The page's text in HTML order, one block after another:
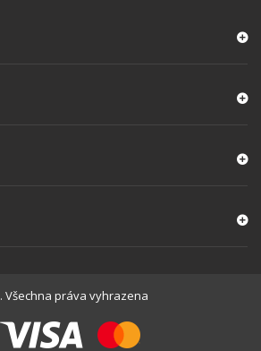
. Všechna práva vyhrazena